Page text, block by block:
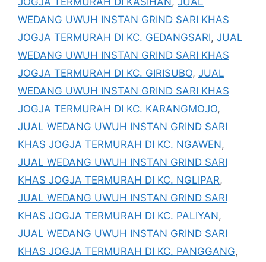
WEDANG UWUH INSTAN GRIND SARI KHAS
JOGJA TERMURAH DI KC. GEDANGSARI, JUAL
WEDANG UWUH INSTAN GRIND SARI KHAS
JOGJA TERMURAH DI KC. GIRISUBO, JUAL
WEDANG UWUH INSTAN GRIND SARI KHAS
JOGJA TERMURAH DI KC. KARANGMOJO,
JUAL WEDANG UWUH INSTAN GRIND SARI
KHAS JOGJA TERMURAH DI KC. NGAWEN,
JUAL WEDANG UWUH INSTAN GRIND SARI
KHAS JOGJA TERMURAH DI KC. NGLIPAR,
JUAL WEDANG UWUH INSTAN GRIND SARI
KHAS JOGJA TERMURAH DI KC. PALIYAN,
JUAL WEDANG UWUH INSTAN GRIND SARI
KHAS JOGJA TERMURAH DI KC. PANGGANG,